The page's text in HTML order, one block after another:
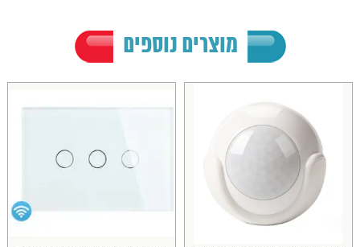
מוצרים נוספים